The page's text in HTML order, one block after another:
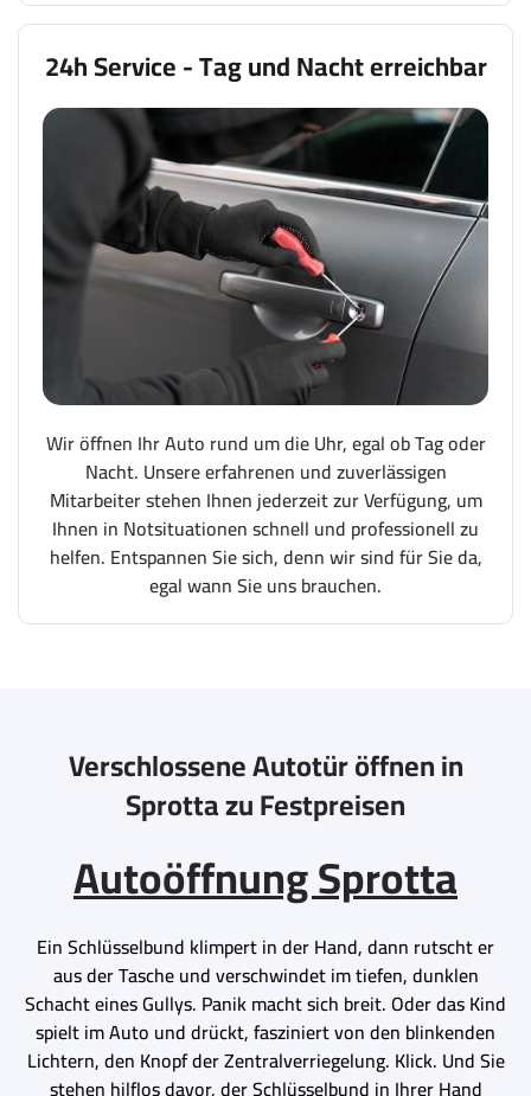
24h Service - Tag und Nacht erreichbar
Wir öffnen Ihr Auto rund um die Uhr, egal ob Tag oder
Nacht. Unsere erfahrenen und zuverlässigen
Mitarbeiter stehen Ihnen jederzeit zur Verfügung, um
Ihnen in Notsituationen schnell und professionell zu
helfen. Entspannen Sie sich, denn wir sind für Sie da,
egal wann Sie uns brauchen.
Verschlossene Autotür öffnen in
Sprotta zu Festpreisen
Autoöffnung Sprotta
Ein Schlüsselbund klimpert in der Hand, dann rutscht er
aus der Tasche und verschwindet im tiefen, dunklen
Schacht eines Gullys. Panik macht sich breit. Oder das Kind
spielt im Auto und drückt, fasziniert von den blinkenden
Lichtern, den Knopf der Zentralverriegelung. Klick. Und Sie
stehen hilflos davor, der Schlüsselbund in Ihrer Hand